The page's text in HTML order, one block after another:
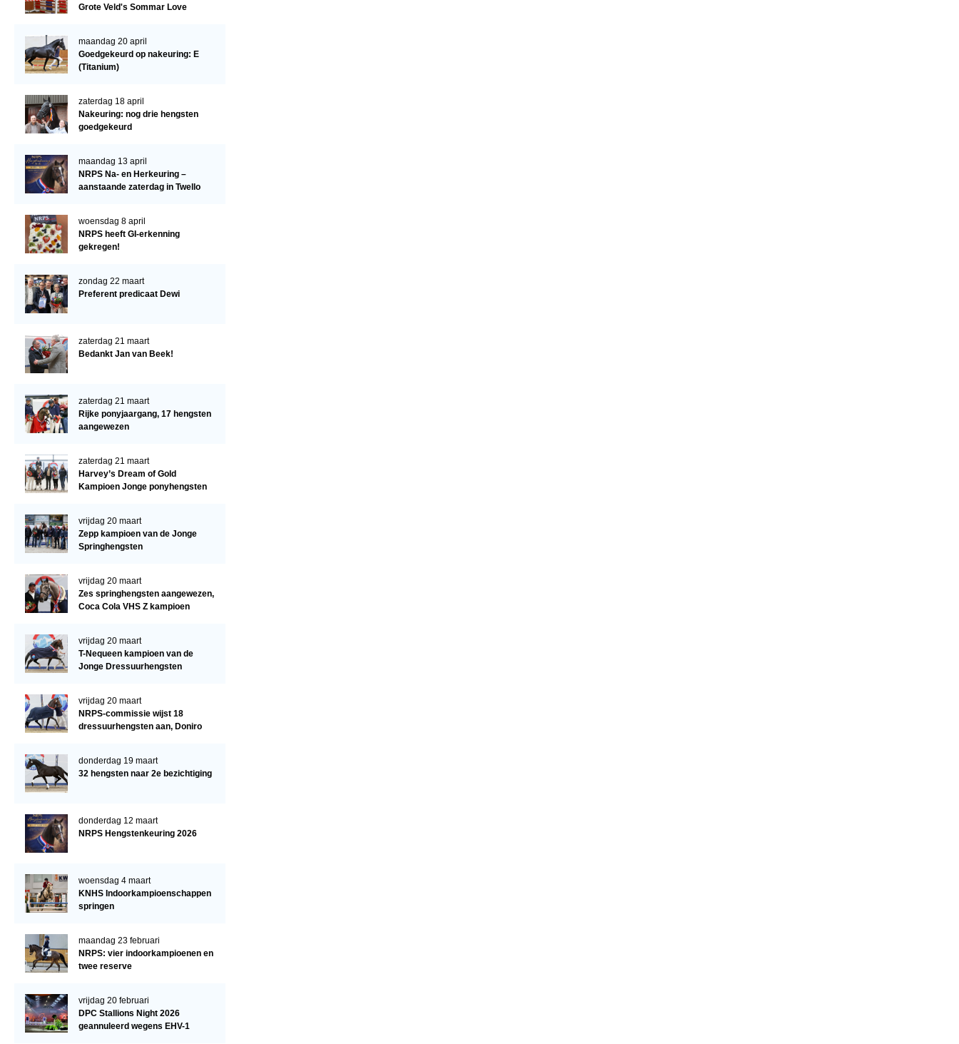
Verrichtingsonderzoek 2025-2026
Verrichtingsonderzoek 2024-2025
Verrichtingsonderzoek 2023-2024
Verrichtingsonderzoek 2021-2022
Verrichtingsonderzoek 2020-2021
Verrichtingsonderzoek 2019-2020
Sport
Inloggen
REGIO'S
Regio Noord
Bestuur Regio Noord
Regio Midden
Regio West
Regio Zuid
Bestuur Regio Zuid
KALENDER
ACCOUNT AANMAKEN
Grote Veld's Sommar Love
maandag 20 april
Goedgekeurd op nakeuring: E
(Titanium)
zaterdag 18 april
Nakeuring: nog drie hengsten
goedgekeurd
maandag 13 april
NRPS Na- en Herkeuring –
aanstaande zaterdag in Twello
woensdag 8 april
NRPS heeft GI-erkenning
gekregen!
zondag 22 maart
Preferent predicaat Dewi
zaterdag 21 maart
Bedankt Jan van Beek!
zaterdag 21 maart
Rijke ponyjaargang, 17 hengsten
aangewezen
zaterdag 21 maart
Harvey’s Dream of Gold
Kampioen Jonge ponyhengsten
vrijdag 20 maart
Zepp kampioen van de Jonge
Springhengsten
vrijdag 20 maart
Zes springhengsten aangewezen,
Coca Cola VHS Z kampioen
vrijdag 20 maart
T-Nequeen kampioen van de
Jonge Dressuurhengsten
vrijdag 20 maart
NRPS-commissie wijst 18
dressuurhengsten aan, Doniro
donderdag 19 maart
32 hengsten naar 2e bezichtiging
donderdag 12 maart
NRPS Hengstenkeuring 2026
woensdag 4 maart
KNHS Indoorkampioenschappen
springen
maandag 23 februari
NRPS: vier indoorkampioenen en
twee reserve
vrijdag 20 februari
DPC Stallions Night 2026
geannuleerd wegens EHV-1